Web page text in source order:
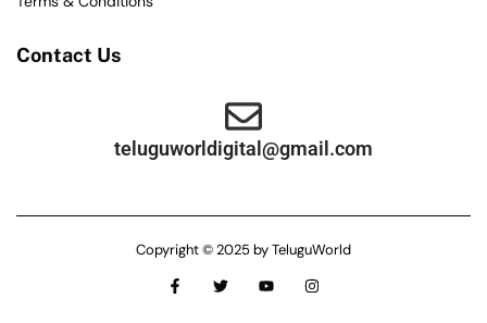
Contact Us
teluguworldigital@gmail.com
Copyright © 2025 by TeluguWorld